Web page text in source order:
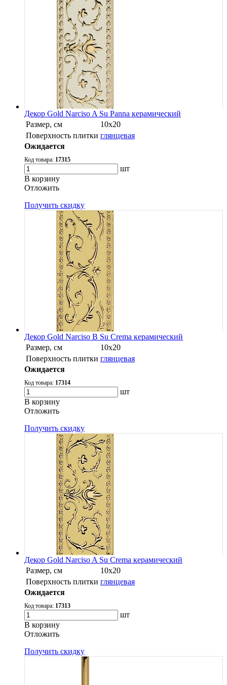
Декор Gold Narciso A Su Panna керамический
Размер, см
10x20
Поверхность плитки глянцевая
Ожидается
Код товара: 17315
шт
В корзину
Oтложить
Получить скидку
Декор Gold Narciso B Su Crema керамический
Размер, см
10x20
Поверхность плитки глянцевая
Ожидается
Код товара: 17314
шт
В корзину
Oтложить
Получить скидку
Декор Gold Narciso A Su Crema керамический
Размер, см
10x20
Поверхность плитки глянцевая
Ожидается
Код товара: 17313
шт
В корзину
Oтложить
Получить скидку